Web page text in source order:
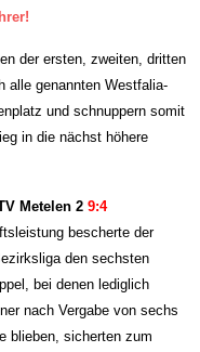
der ersten, zweiten, dritten
alle genannten Westfalia-
und schnuppern somit
in die nächst höhere
Metelen 2 9:4
bescherte der
den sechsten
bei denen lediglich
nach Vergabe von sechs
blieben, sicherten zum